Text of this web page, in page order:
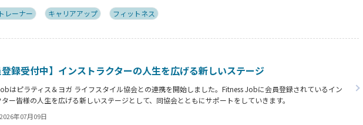
レーナー キャリアアップ フィットネス
登録受付中】インストラクターの人生を広げる新しいステージ
はピラティス＆ヨガ ライフスタイル協会との連携を開始しました。Fitness Jobに会員登録されているイン
ター皆様の人生を広げる新しいステージとして、同協会とともにサポートをしていきます。
2026年07月09日